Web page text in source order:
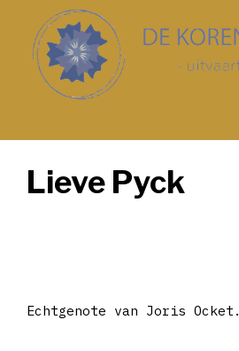
Lieve Pyck
Echtgenote van Joris Ocket.